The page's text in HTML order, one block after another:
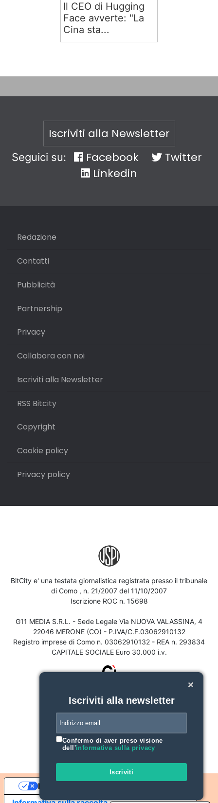
Il CEO di Hugging
Face avverte: "La
Cina sta...
Iscriviti alla Newsletter
Seguici su: Facebook
Twitter
Linkedin
Redazione
Contatti
Pubblicità
Partnership
Privacy
Collabora con noi
Iscriviti alla Newsletter
RSS Bitcity
Copyright
Cookie policy
Privacy policy
BitCity e' una testata giornalistica registrata presso il tribunale
di Como , n. 21/2007 del 11/10/2007
Iscrizione ROC n. 15698
G11 MEDIA S.R.L. - Sede Legale Via NUOVA VALASSINA, 4
22046 MERONE (CO) - P.IVA/C.F.03062910132
Registro imprese di Como n. 03062910132 - REA n. 293834
CAPITALE SOCIALE Euro 30.000 i.v.
Iscriviti alla newsletter
Confermo di aver preso visione
dell'informativa sulla privacy
Iscriviti
Le tue preferenze relative alla privacy